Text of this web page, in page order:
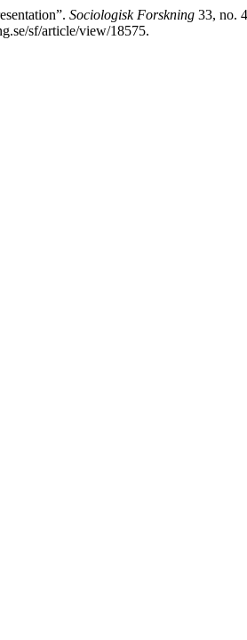
Sociologisk Forskning 33, no.
sf/article/view/18575.